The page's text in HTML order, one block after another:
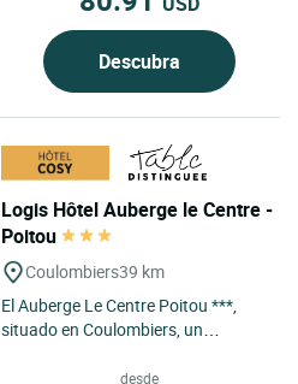
Descubra
Logis Hôtel Auberge le Centre -
Poitou
Coulombiers39 km
El Auberge Le Centre Poitou ***,
situado en Coulombiers, un
hora de La Rochelle, a 45...
desde